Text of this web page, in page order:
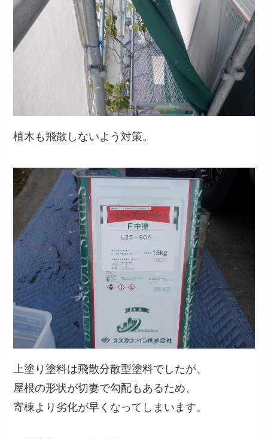
植木も飛散しないよう対策。
上塗り塗料は飛散分散型塗料でしたが、
屋根の形状が切妻で勾配もあるため、
寄棟より劣化が早くなってしまいます。